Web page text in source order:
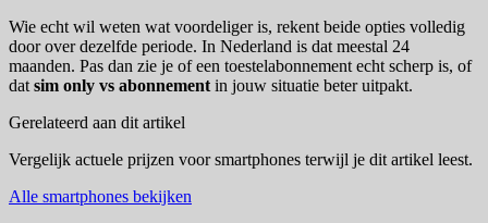
Wie echt wil weten wat voordeliger is, rekent beide opties volledig
door over dezelfde periode. In Nederland is dat meestal 24
maanden. Pas dan zie je of een toestelabonnement echt scherp is, of
dat sim only vs abonnement in jouw situatie beter uitpakt.
Gerelateerd aan dit artikel
Vergelijk actuele prijzen voor smartphones terwijl je dit artikel leest.
Alle smartphones bekijken